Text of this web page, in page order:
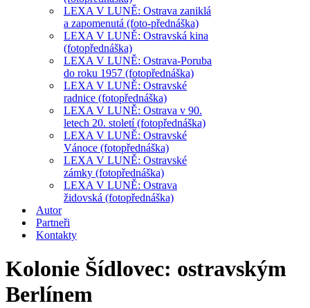
LEXA V LUNĚ: Ostrava zaniklá
a zapomenutá (foto-přednáška)
LEXA V LUNĚ: Ostravská kina
(fotopřednáška)
LEXA V LUNĚ: Ostrava-Poruba
do roku 1957 (fotopřednáška)
LEXA V LUNĚ: Ostravské
radnice (fotopřednáška)
LEXA V LUNĚ: Ostrava v 90.
letech 20. století (fotopřednáška)
LEXA V LUNĚ: Ostravské
Vánoce (fotopřednáška)
LEXA V LUNĚ: Ostravské
zámky (fotopřednáška)
LEXA V LUNĚ: Ostrava
židovská (fotopřednáška)
Autor
Partneři
Kontakty
Kolonie Šídlovec: ostravským
Berlínem